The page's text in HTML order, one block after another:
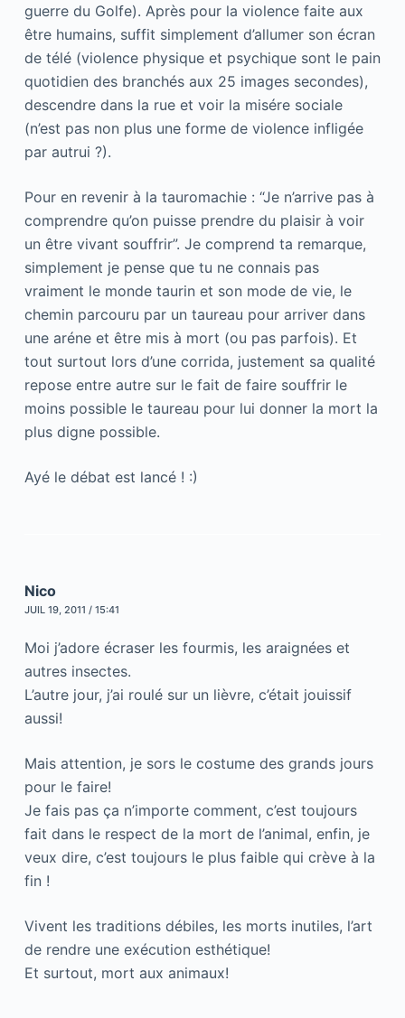
guerre du Golfe). Après pour la violence faite aux
être humains, suffit simplement d’allumer son écran
de télé (violence physique et psychique sont le pain
quotidien des branchés aux 25 images secondes),
descendre dans la rue et voir la misére sociale
(n’est pas non plus une forme de violence infligée
par autrui ?).
Pour en revenir à la tauromachie : “Je n’arrive pas à
comprendre qu’on puisse prendre du plaisir à voir
un être vivant souffrir”. Je comprend ta remarque,
simplement je pense que tu ne connais pas
vraiment le monde taurin et son mode de vie, le
chemin parcouru par un taureau pour arriver dans
une aréne et être mis à mort (ou pas parfois). Et
tout surtout lors d’une corrida, justement sa qualité
repose entre autre sur le fait de faire souffrir le
moins possible le taureau pour lui donner la mort la
plus digne possible.
Ayé le débat est lancé ! :)
Nico
JUIL 19, 2011 / 15:41
Moi j’adore écraser les fourmis, les araignées et
autres insectes.
L’autre jour, j’ai roulé sur un lièvre, c’était jouissif
aussi!
Mais attention, je sors le costume des grands jours
pour le faire!
Je fais pas ça n’importe comment, c’est toujours
fait dans le respect de la mort de l’animal, enfin, je
veux dire, c’est toujours le plus faible qui crève à la
fin !
Vivent les traditions débiles, les morts inutiles, l’art
de rendre une exécution esthétique!
Et surtout, mort aux animaux!